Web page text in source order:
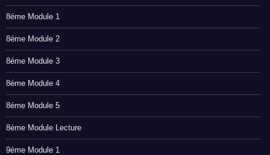
8éme Module 1
8éme Module 2
8éme Module 3
8éme Module 4
8éme Module 5
8éme Module Lecture
9éme Module 1